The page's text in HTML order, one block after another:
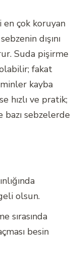
çok koruyan
dışını
Suda pişirme
fakat
kayba
hızlı ve pratik;
bazı sebzelerde
olsun.
sırasında
besin